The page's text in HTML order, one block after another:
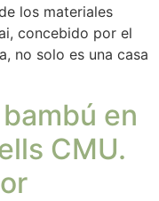
los materiales
concebido por el
no solo es una casa
en
CMU.